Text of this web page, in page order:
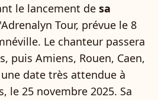
le lancement de sa
Tour, prévue le 8
Le chanteur passera
puis Amiens, Rouen, Caen,
date très attendue à
le 25 novembre 2025. Sa